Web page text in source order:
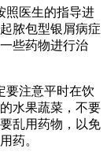
照医生的指导进
脓包型银屑病症
些药物进行治
要注意平时在饮
水果蔬菜，不要
乱用药物，以免
药。